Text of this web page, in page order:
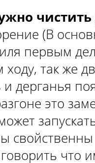
(В
первым
ходу, так же
и дерганья
это
что